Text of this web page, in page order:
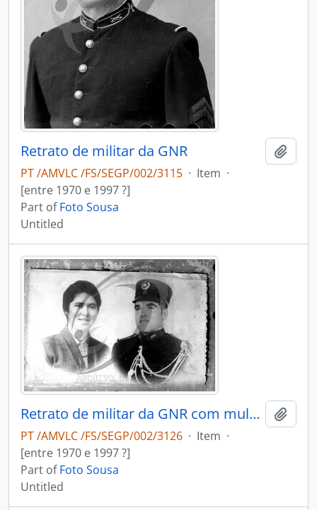
Retrato de militar da GNR
PT /AMVLC /FS/SEGP/002/3115 · Item ·
[entre 1970 e 1997 ?]
Part ofFoto Sousa
Untitled
Retrato de militar da GNR com mulher
PT /AMVLC /FS/SEGP/002/3126 · Item ·
[entre 1970 e 1997 ?]
Part ofFoto Sousa
Untitled